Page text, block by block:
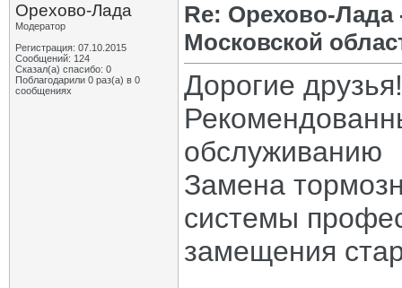
Орехово-Лада
Модератор
Регистрация: 07.10.2015
Сообщений: 124
Сказал(а) спасибо: 0
Поблагодарили 0 раз(а) в 0
сообщениях
Re: Орехово-
Московской
Дорогие
обслуживанию
Замена
системы
замещения